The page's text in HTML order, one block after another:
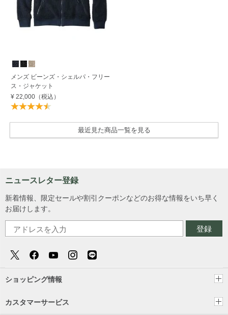
メンズ ビーンズ・シェルパ・フリー
ス・ジャケット
¥ 22,000（税込）
最近見た商品一覧を見る
ニュースレター登録
新着情報、限定セールや割引クーポンなどのお得な情報をいち早く
お届けします。
登録
ショッピング情報
カスタマーサービス